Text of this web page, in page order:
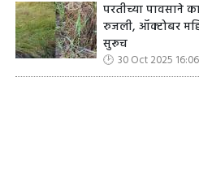
परतीच्या पावसाने
रुजली, ऑक्टोबर
सुरूच
30 Oct 2025